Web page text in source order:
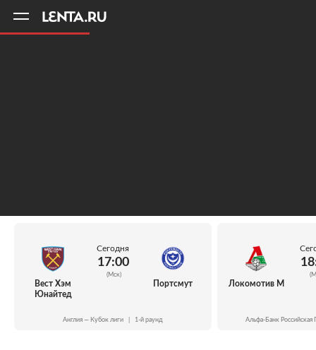
Вест Хэм
Юнайтед
Сегодня
17:00
(Мск)
Портсмут
Англия — Кубок лиги 1-й раунд
Локомотив М
Альфа-Банк Российская